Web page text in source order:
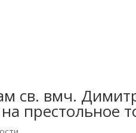
св. вмч.
престольное